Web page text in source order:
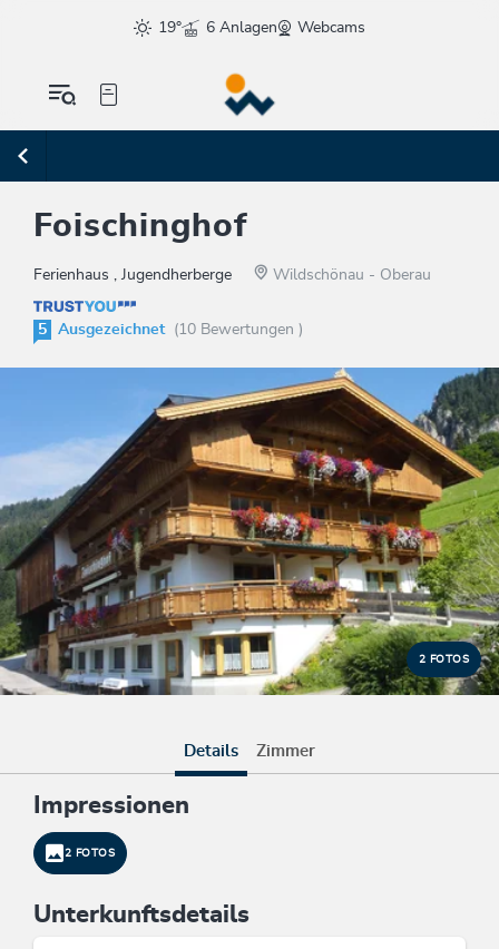
19° 6 Anlagen Webcams
Foischinghof
Ferienhaus , Jugendherberge Wildschönau - Oberau
5 Ausgezeichnet (10 Bewertungen )
2 FOTOS
Details Zimmer
Impressionen
2 FOTOS
Unterkunftsdetails